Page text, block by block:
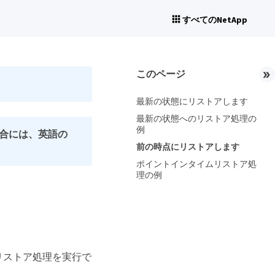
すべてのNetApp
には、英語の
ストア処理を実行で
このページ
最新の状態にリストアします
最新の状態へのリストア処理の
例
前の時点にリストアします
ポイントインタイムリストア処
理の例